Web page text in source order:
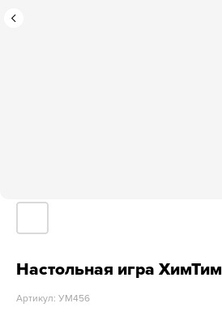
Настольная игра ХимТим
Артикул: УМ456